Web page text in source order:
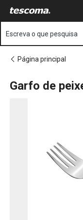
Está na página Garfo de
Saltar
Escreva o que pesquisa
Página principal
Garfo de